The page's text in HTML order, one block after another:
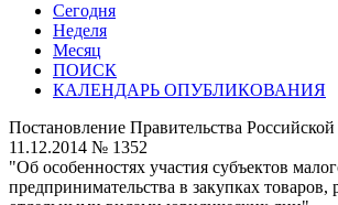
Сегодня
Неделя
Месяц
ПОИСК
КАЛЕНДАРЬ ОПУБЛИКОВАНИЯ
Постановление Правительства
11.12.2014 № 1352
"Об особенностях участия субъектов
предпринимательства в закупках товаров,